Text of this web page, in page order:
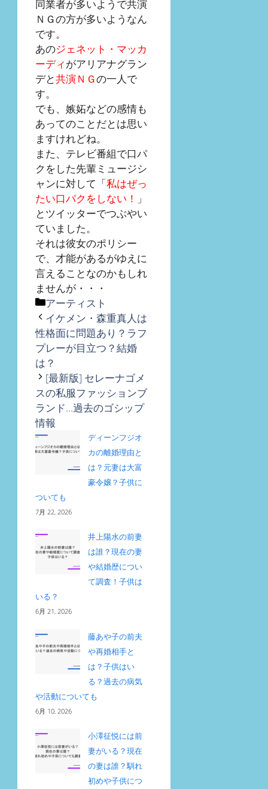
同業者が多いようで共演
ＮＧの方が多いようなん
です。
あのジェネット・マッカ
ーディがアリアナグラン
デと共演ＮＧの一人で
す。
でも、嫉妬などの感情も
あってのことだとは思い
ますけれどね。
また、テレビ番組で口パ
クをした先輩ミュージシ
ャンに対して「私はぜっ
たい口パクをしない！ 」
とツイッターでつぶやい
ていました。
それは彼女のポリシー
で、才能があるがゆえに
言えることなのかもしれ
ませんが・・・
カ
テ
ゴ
リ
ー
アーティスト
イケメン・森重真人は
性格面に問題あり？ラフ
プレーが目立つ？結婚
は？
[最新版] セレーナゴメ
スの私服ファッションブ
ランド…過去のゴシップ
情報
ディーンフジオ
カの離婚理由と
は？元妻は大富
豪令嬢？子供に
ついても
7月 22, 2026
井上陽水の前妻
は誰？現在の妻
や結婚歴につい
て調査！子供は
いる？
6月 21, 2026
藤あや子の前夫
や再婚相手と
は？子供はい
る？過去の病気
や活動についても
6月 10, 2026
小澤征悦には前
妻がいる？現在
の妻は誰？馴れ
初めや子供につ